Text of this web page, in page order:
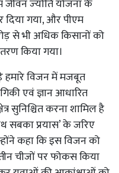
जीवन ज्‍योति योजना के
गया, और पीएम
से भी अधिक किसानों को
किया गया।
हमारे विजन में मजबूत
एवं ज्ञान आधारित
सुनिश्चित करना शामिल है
सबका प्रयास’ के जरिए
कहा कि इस विजन को
चीजों पर फोकस किया